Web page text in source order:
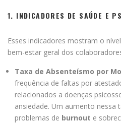
1. INDICADORES DE SAÚDE E
Esses indicadores mostram o
bem-estar geral dos
Taxa de Absenteísmo por
frequência de faltas por
relacionados a doenças
ansiedade. Um aumento nessa
problemas de burnout e